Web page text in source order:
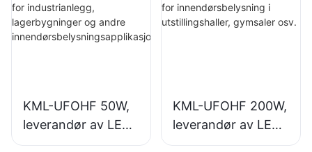
andre
innendørsbelysning
gymsaler osv.
KML-UFOHF 50W,
leverandør av LED-
høybaylys for
KML-UFOHF 200W,
leverandør av LED-
høybalys for